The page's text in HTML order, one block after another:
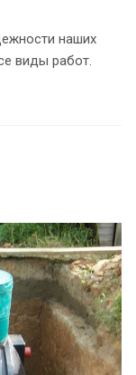
наших
виды работ.